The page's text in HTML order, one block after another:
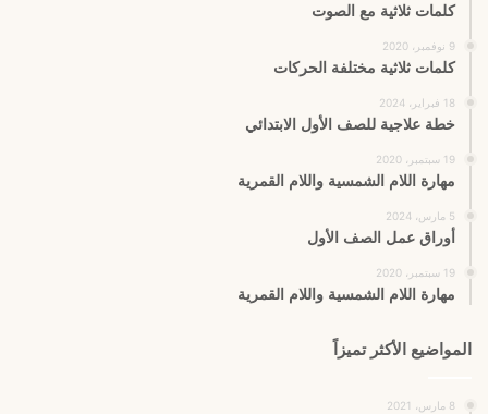
كلمات ثلاثية مع الصوت
9 نوفمبر، 2020
كلمات ثلاثية مختلفة الحركات
18 فبراير، 2024
خطة علاجية للصف الأول الابتدائي
19 سبتمبر، 2020
مهارة اللام الشمسية واللام القمرية
5 مارس، 2024
أوراق عمل الصف الأول
19 سبتمبر، 2020
مهارة اللام الشمسية واللام القمرية
المواضيع الأكثر تميزاً
8 مارس، 2021